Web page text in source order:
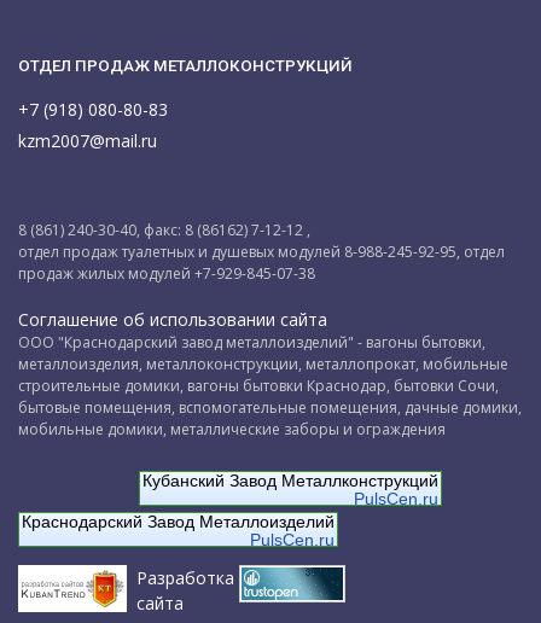
ОТДЕЛ ПРОДАЖ МЕТАЛЛОКОНСТРУКЦИЙ
+7 (918) 080-80-83
kzm2007@mail.ru
8 (861) 240-30-40, факс: 8 (86162) 7-12-12 ,
отдел продаж туалетных и душевых модулей 8-988-245-92-95, отдел
продаж жилых модулей +7-929-845-07-38
Соглашение об использовании сайта
ООО "Краснодарский завод металлоизделий" - вагоны бытовки,
металлоизделия, металлоконструкции, металлопрокат, мобильные
строительные домики, вагоны бытовки Краснодар, бытовки Сочи,
бытовые помещения, вспомогательные помещения, дачные домики,
мобильные домики, металлические заборы и ограждения
Кубанский Завод Металлконструкций
PulsCen.ru
Краснодарский Завод Металлоизделий
PulsCen.ru
Разработка
сайта